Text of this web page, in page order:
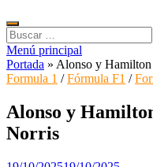
Buscar:
Menú principal
Portada » Alonso y
Formula 1 /Fórmula F1 /
Alonso y
Norris